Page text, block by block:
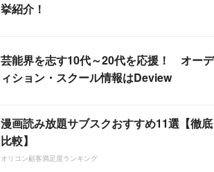
挙紹介！
芸能界を志す10代～20代を応援！ オーデ
ィション・スクール情報はDeview
漫画読み放題サブスクおすすめ11選【徹底
比較】
オリコン顧客満足度ランキング